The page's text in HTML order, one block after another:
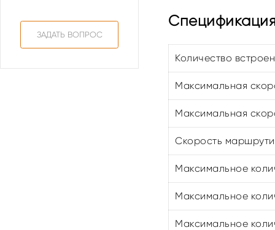
Количество
Максимальная
Максимальная
Скорость
Максимальное
Максимальное
Максимальное
ЗАДАТЬ ВОПРОС